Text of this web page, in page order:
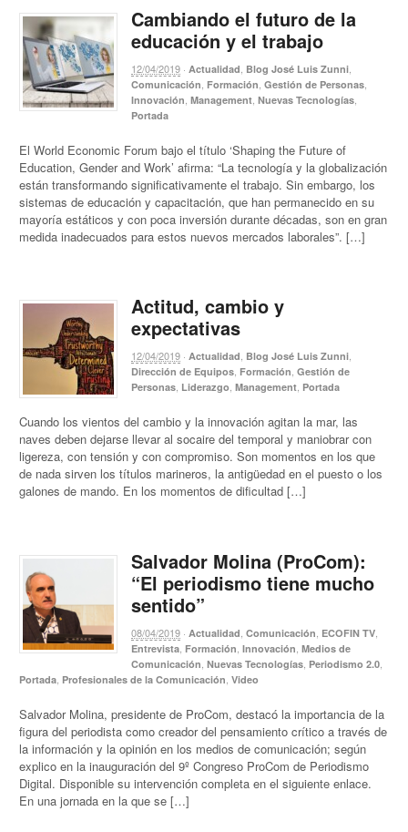
Cambiando el futuro de la
educación y el trabajo
12/04/2019 · Actualidad Blog José Luis Zunni
Comunicación Formación ,Gestión de Personas
Innovación ,Management ,Nuevas Tecnologías
Portada
El World Economic Forum bajo el título ‘Shaping the Future of
Education, Gender and Work’ afirma: “La tecnología y la globalización
están transformando significativamente el trabajo. Sin embargo, los
sistemas de educación y capacitación, que han permanecido en su
mayoría estáticos y con poca inversión durante décadas, son en gran
medida inadecuados para estos nuevos mercados laborales”. […]
Actitud, cambio y
expectativas
12/04/2019 ·Actualidad, Blog José Luis Zunni,
Dirección de Equipos, Formación,Gestión de
Personas, Liderazgo,Management, Portada
Cuando los vientos del cambio y la innovación agitan la mar, las
naves deben dejarse llevar al socaire del temporal y maniobrar con
ligereza, con tensión y con compromiso. Son momentos en los que
de nada sirven los títulos marineros, la antigüedad en el puesto o los
galones de mando. En los momentos de dificultad […]
Salvador Molina (ProCom):
“El periodismo tiene mucho
sentido”
08/04/2019 · Actualidad ,Comunicación ECOFIN TV
Entrevista Formación ,Innovación ,Medios de
Comunicación ,Nuevas Tecnologías Periodismo 2.0
Portada Profesionales de la Comunicación ,Video
Salvador Molina, presidente de ProCom, destacó la importancia de la
figura del periodista como creador del pensamiento crítico a través de
la información y la opinión en los medios de comunicación; según
explico en la inauguración del 9º Congreso ProCom de Periodismo
Digital. Disponible su intervención completa en el siguiente enlace.
En una jornada en la que se […]